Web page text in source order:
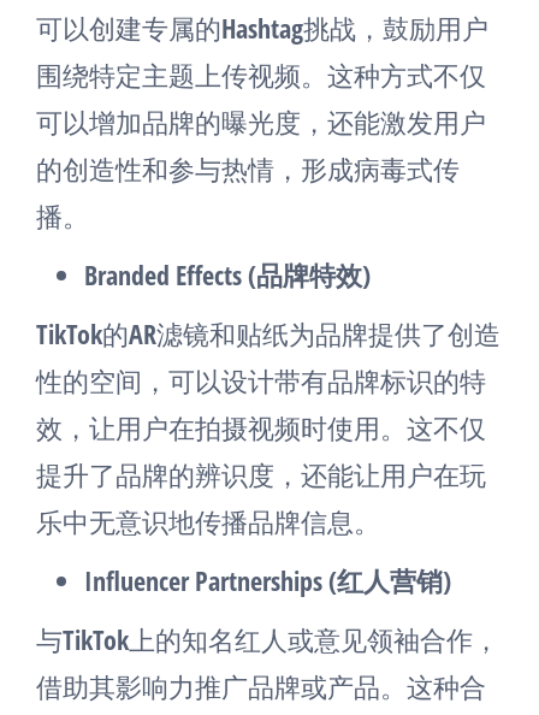
可以创建专属的Hashtag挑战，鼓励用户
围绕特定主题上传视频。这种方式不仅
可以增加品牌的曝光度，还能激发用户
的创造性和参与热情，形成病毒式传
播。
Branded Effects (品牌特效)
TikTok的AR滤镜和贴纸为品牌提供了创造
性的空间，可以设计带有品牌标识的特
效，让用户在拍摄视频时使用。这不仅
提升了品牌的辨识度，还能让用户在玩
乐中无意识地传播品牌信息。
Influencer Partnerships (红人营销)
与TikTok上的知名红人或意见领袖合作，
借助其影响力推广品牌或产品。这种合